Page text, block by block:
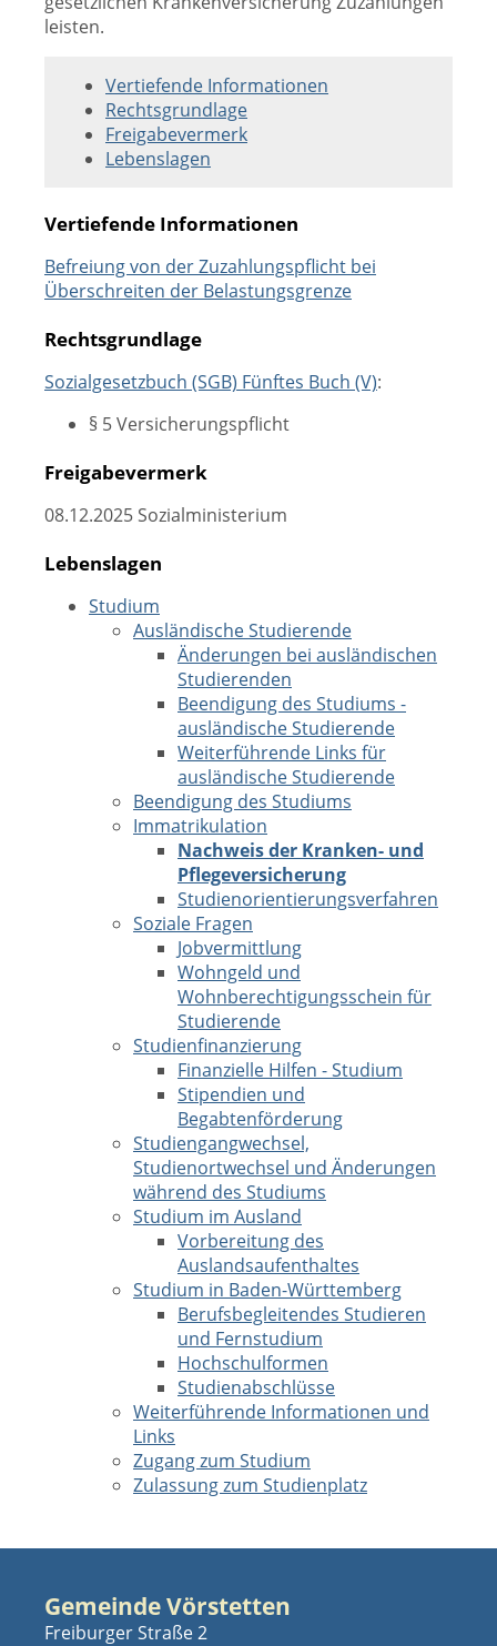
leisten.
Vertiefende Informationen
Rechtsgrundlage
Freigabevermerk
Lebenslagen
Vertiefende Informationen
Befreiung von der Zuzahlungspflicht bei
Überschreiten der Belastungsgrenze
Rechtsgrundlage
Sozialgesetzbuch (SGB) Fünftes Buch (V):
§ 5 Versicherungspflicht
Freigabevermerk
08.12.2025 Sozialministerium
Lebenslagen
Studium
Ausländische Studierende
Änderungen bei ausländischen
Studierenden
Beendigung des Studiums -
ausländische Studierende
Weiterführende Links für
ausländische Studierende
Beendigung des Studiums
Immatrikulation
Nachweis der Kranken- und
Pflegeversicherung
Studienorientierungsverfahren
Soziale Fragen
Jobvermittlung
Wohngeld und
Wohnberechtigungsschein für
Studierende
Studienfinanzierung
Finanzielle Hilfen - Studium
Stipendien und
Begabtenförderung
Studiengangwechsel,
Studienortwechsel und Änderungen
während des Studiums
Studium im Ausland
Vorbereitung des
Auslandsaufenthaltes
Studium in Baden-Württemberg
Berufsbegleitendes Studieren
und Fernstudium
Hochschulformen
Studienabschlüsse
Weiterführende Informationen und
Links
Zugang zum Studium
Zulassung zum Studienplatz
Gemeinde Vörstetten
Freiburger Straße 2